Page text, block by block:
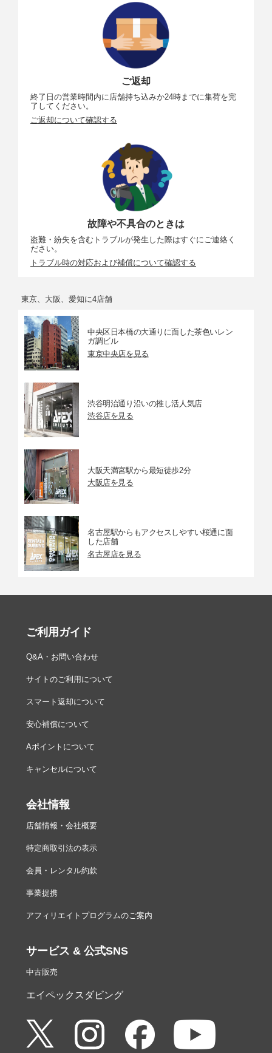
ご返却
終了日の営業時間内に店舗持ち込みか24時までに集荷を完
了してください。
ご返却について確認する
故障や不具合のときは
盗難・紛失を含むトラブルが発生した際はすぐにご連絡く
ださい。
トラブル時の対応および補償について確認する
東京、大阪、愛知に4店舗
中央区日本橋の大通りに面した茶色いレン
ガ調ビル
東京中央店を見る
渋谷明治通り沿いの推し活人気店
渋谷店を見る
大阪天満宮駅から最短徒歩2分
大阪店を見る
名古屋駅からもアクセスしやすい桜通に面
した店舗
名古屋店を見る
ご利用ガイド
Q&A・お問い合わせ
サイトのご利用について
スマート返却について
安心補償について
Aポイントについて
キャンセルについて
会社情報
店舗情報・会社概要
特定商取引法の表示
会員・レンタル約款
事業提携
アフィリエイトプログラムのご案内
サービス & 公式SNS
中古販売
エイペックスダビング